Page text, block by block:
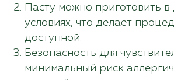
Пасту можно приготовить
условиях, что делает
доступной.
Безопасность для
минимальный риск